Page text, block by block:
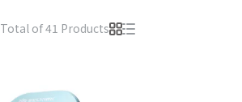
Total of 41 Products